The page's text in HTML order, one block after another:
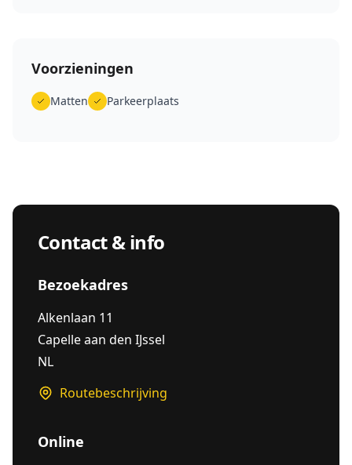
Voorzieningen
Matten Parkeerplaats
Contact & info
Bezoekadres
Alkenlaan 11
Capelle aan den IJssel
NL
Routebeschrijving
Online